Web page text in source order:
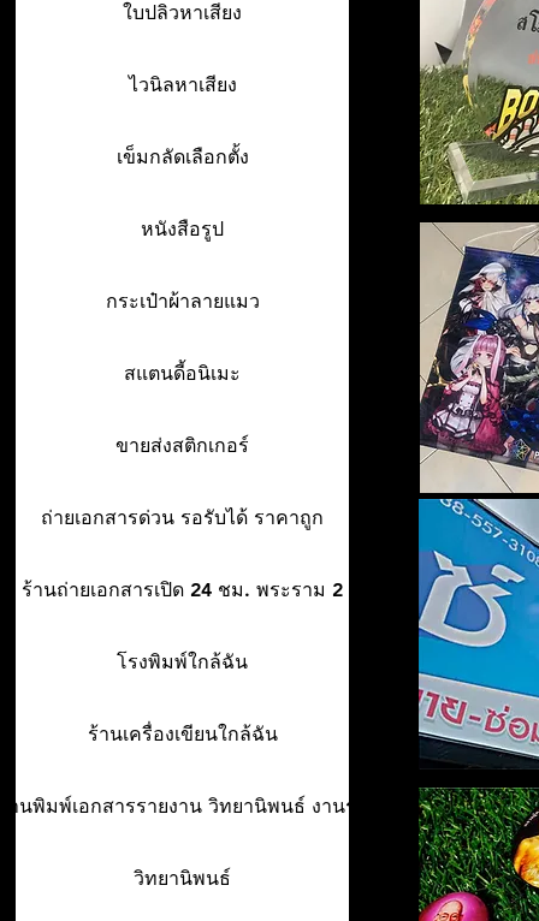
ใบปลิวหาเสียง
ไวนิลหาเสียง
เข็มกลัดเลือกตั้ง
หนังสือรูป
กระเป๋าผ้าลายแมว
สแตนดี้อนิเมะ
ขายส่งสติกเกอร์
ถ่ายเอกสารด่วน รอรับได้ ราคาถูก
ร้านถ่ายเอกสารเปิด 24 ชม. พระราม 2
โรงพิมพ์ใกล้ฉัน
ร้านเครื่องเขียนใกล้ฉัน
านพิมพ์เอกสารรายงาน วิทยานิพนธ์ งานรา
วิทยานิพนธ์